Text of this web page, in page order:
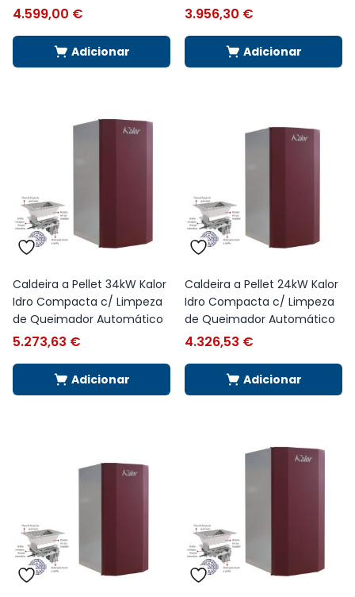
4.599,00 €
Adicionar
3.956,30 €
Adicionar
Caldeira a Pellet 34kW Kalor
Idro Compacta c/ Limpeza
de Queimador Automático
5.273,63 €
Adicionar
Caldeira a Pellet 24kW Kalor
Idro Compacta c/ Limpeza
de Queimador Automático
4.326,53 €
Adicionar